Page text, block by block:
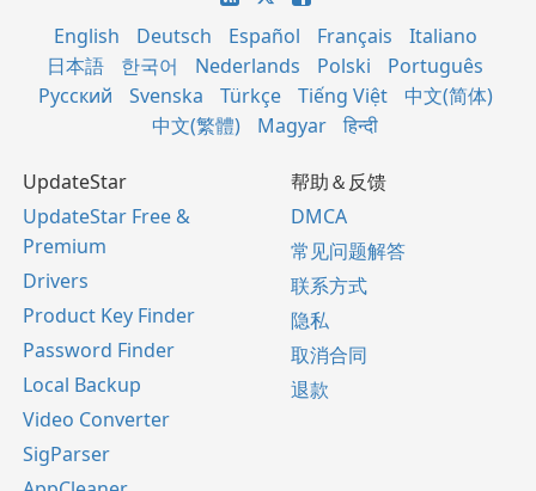
English Deutsch Español Français
Italiano
日本語
한국어 Nederlands Polski
Português
Русский
Svenska Türkçe Tiếng Việt
中文(简体)
中文(繁體)
Magyar हिन्दी
UpdateStar
UpdateStar Free &
Premium
Drivers
Product Key Finder
Password Finder
Local Backup
Video Converter
SigParser
帮助＆反馈
DMCA
常见问题解答
联系方式
隐私
取消合同
退款